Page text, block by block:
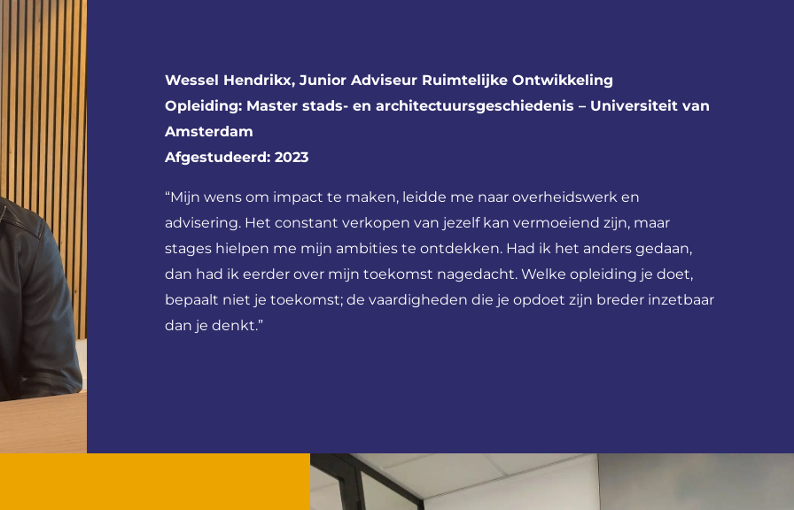
Wessel Hendrikx, Junior Adviseur Ruimtelijke Ontwikkeling
Opleiding: Master stads- en architectuursgeschiedenis – Universiteit van
Amsterdam
Afgestudeerd: 2023
“Mijn wens om impact te maken, leidde me naar overheidswerk en
advisering. Het constant verkopen van jezelf kan vermoeiend zijn, maar
stages hielpen me mijn ambities te ontdekken. Had ik het anders gedaan,
dan had ik eerder over mijn toekomst nagedacht. Welke opleiding je doet,
bepaalt niet je toekomst; de vaardigheden die je opdoet zijn breder inzetbaar
dan je denkt.”